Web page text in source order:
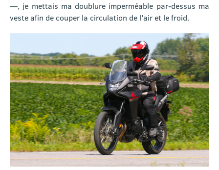
—, je mettais ma doublure imperméable par-dessus ma
veste afin de couper la circulation de l’air et le froid.